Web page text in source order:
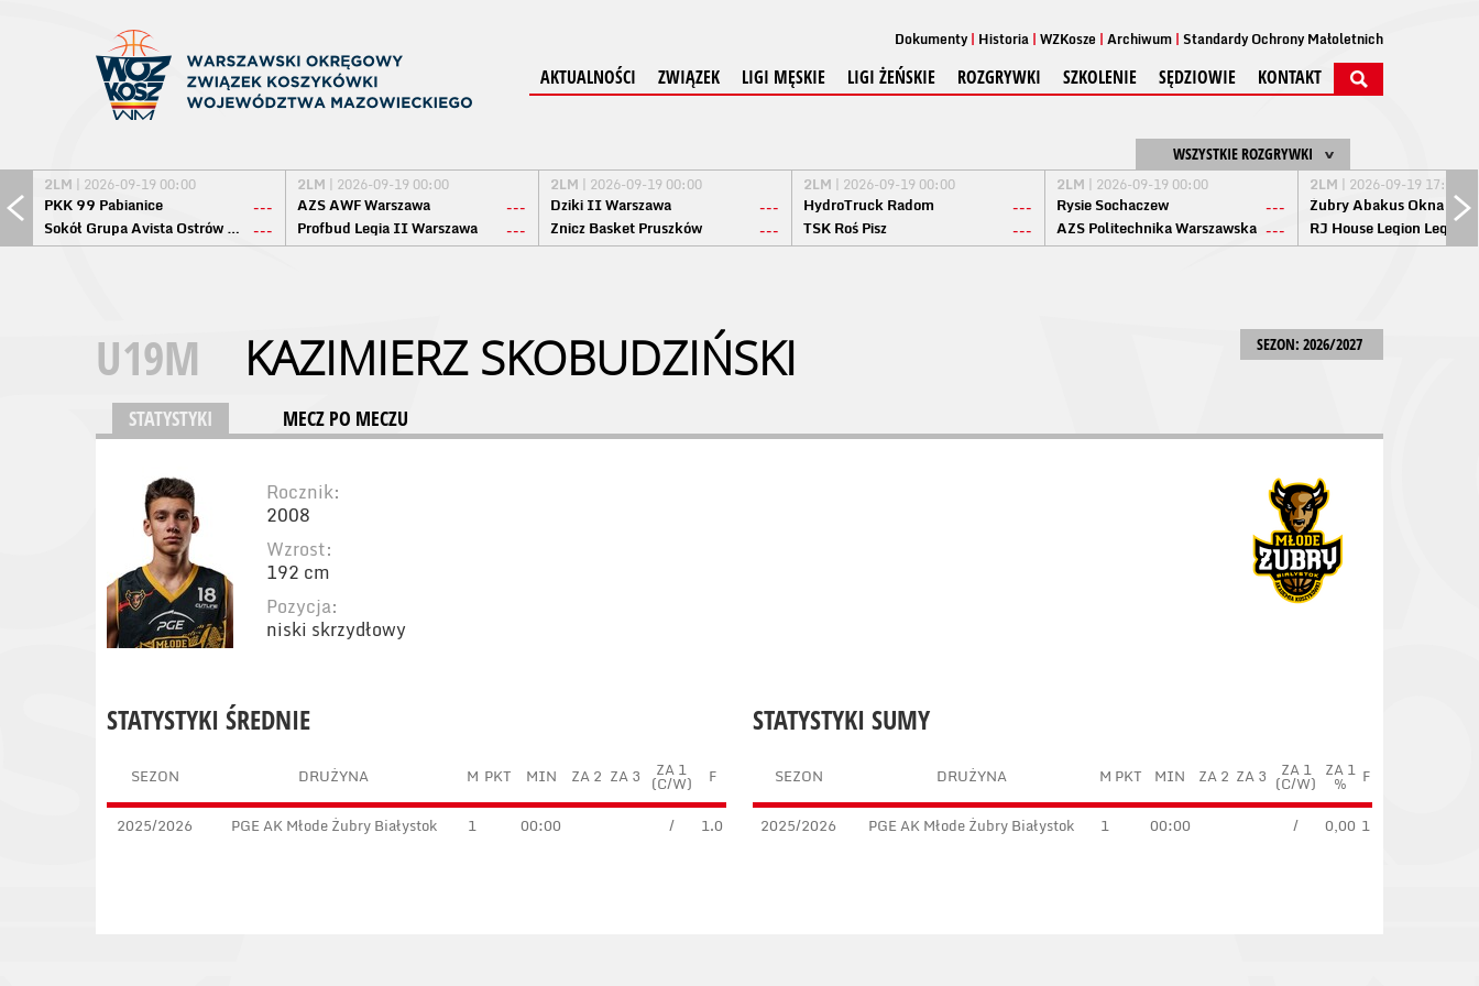
Dokumenty Historia WZKosze Archiwum Standardy Ochrony Małoletnich
AKTUALNOŚCI ZWIĄZEK LIGI MĘSKIE LIGI ŻEŃSKIE ROZGRYWKI SZKOLENIE SĘDZIOWIE KONTAKT
WSZYSTKIE ROZGRYWKI
2LM | 2026-09-19 00:00
PKK 99 Pabianice
---
Sokół Grupa Avista Ostrów Maz. ---
2LM | 2026-09-19 00:00
AZS AWF Warszawa
---
Profbud Legia II Warszawa
---
2LM | 2026-09-19 00:00
Dziki II Warszawa
---
Znicz Basket Pruszków
---
2LM | 2026-09-19 00:00
HydroTruck Radom
---
TSK Roś Pisz
---
2LM | 2026-09-19 00:00
Rysie Sochaczew
---
AZS Politechnika Warszawska ---
2LM | 2026-09-19 17:00
Żubry Abakus Okna
RJ House Legion
SEZON: 2026/2027
U19M KAZIMIERZ SKOBUDZIŃSKI
STATYSTYKI MECZ PO MECZU
Rocznik:
2008
Wzrost:
192 cm
Pozycja:
niski skrzydłowy
STATYSTYKI SUMY
SEZON DRUŻYNA M PKT MIN ZA 2 ZA 3 ZA 1
(C/W)
ZA 1
% F
2025/2026 PGE AK Młode Żubry Białystok 1 00:00 / 0,00 1
STATYSTYKI ŚREDNIE
SEZON DRUŻYNA M PKT MIN ZA 2 ZA 3 ZA 1
(C/W) F
2025/2026 PGE AK Młode Żubry Białystok 1 00:00 / 1.0